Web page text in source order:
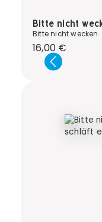
Bitte nicht
Bitte nicht wecken
Regulärer
16,00 €